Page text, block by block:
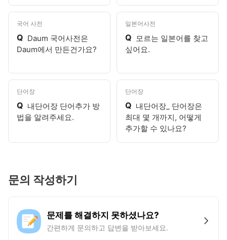
국어 사전
Q Daum 국어사전은
Daum에서 만든건가요?
일본어사전
Q 모르는 일본어를 찾고
싶어요.
단어장
Q 내단어장 단어추가 방
법을 알려주세요.
단어장
Q 내단어장_ 단어장은
최대 몇 개까지, 어떻게
추가할 수 있나요?
문의 작성하기
문제를 해결하지 못하셨나요?
간편하게 문의하고 답변을 받아보세요.